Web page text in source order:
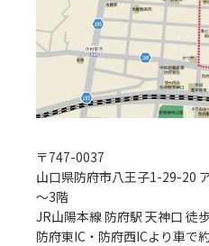
〒747-0037
山口県防府市八王子1-29-20
～3階
JR山陽本線 防府駅 天神口 徒
防府東IC・防府西ICより車で